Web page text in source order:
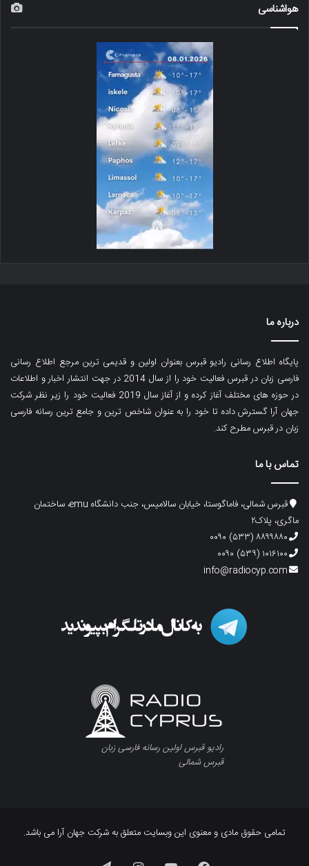
هواشناسی
درباره ما
پایگاه اطلاع رسانی رادیو قبرس بعنوان اولین و قدیمی ترین مرجع اطلاع رسانی
فارسی زبان در قبرس فعالیت خود را از سال 2014 در جهت انتشار اخبار و اطلاعات
در حوزه های مختلف آغاز کرده و از آغاز سال 2019 فعالیت خود را زیر نظر شرکت
جهان آرا گسترش داده تا خود را به عنوان شاخص ترین و جامع ترین رسانه فارسی
زبان در قبرس مطرح کند.
تماس با ما
قبرس شمالی، فاماگوستا، خیابان سالامیس، جنب دانشگاه emu، ساختمان
ماگری، پلاک۲
۸۸۹۹۸۸۰ (۵۳۳) ۰۰۹۰
۱۰۱۶۱۰۰ (۵۳۹) ۰۰۹۰
info@radiocyp.com
رادیو قبرس اولین رسانه فارسی زبان
قبرس شمالی
تمامی حقوق مادی و معنوی این وبسایت متعلق به شرکت جهان آرا می باشد.